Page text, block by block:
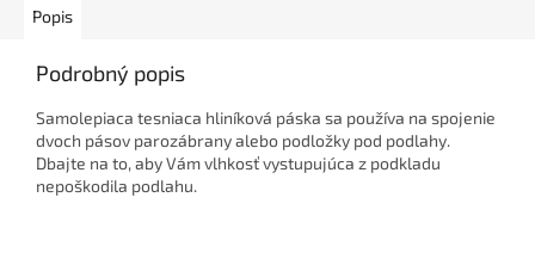
Popis
Podrobný popis
Samolepiaca tesniaca hliníková páska sa používa na spojenie
dvoch pásov parozábrany alebo podložky pod podlahy.
Dbajte na to, aby Vám vlhkosť vystupujúca z podkladu
nepoškodila podlahu.